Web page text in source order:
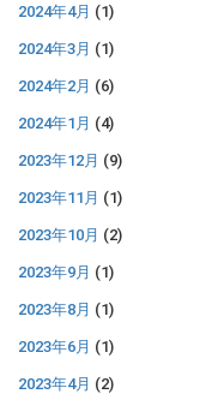
2024年4月 (1)
2024年3月 (1)
2024年2月 (6)
2024年1月 (4)
2023年12月 (9)
2023年11月 (1)
2023年10月 (2)
2023年9月 (1)
2023年8月 (1)
2023年6月 (1)
2023年4月 (2)